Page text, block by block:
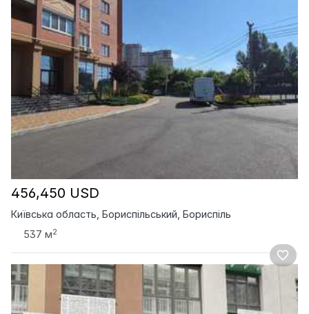
456,450 USD
Київська область, Бориспільський, Бориспіль
537 м2